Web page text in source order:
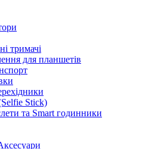
тримачі
для планшетів
Stick)
та Smart годинники